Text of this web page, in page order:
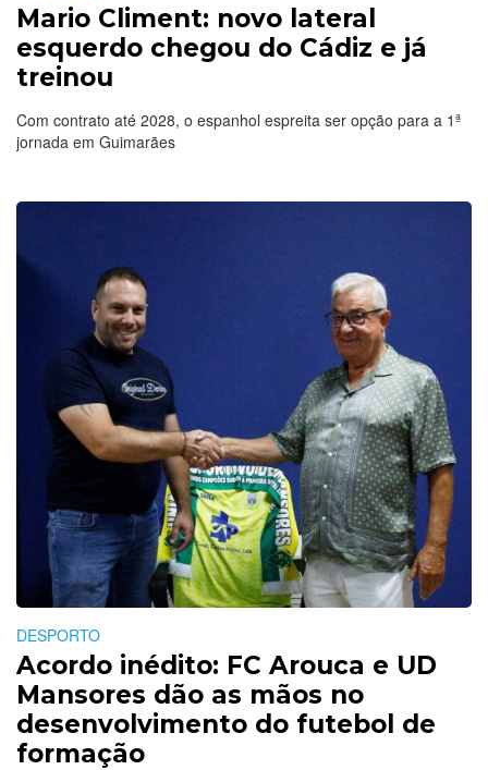
Mario Climent: novo lateral
esquerdo chegou do Cádiz e já
treinou
Com contrato até 2028, o espanhol espreita ser opção para a 1ª
jornada em Guimarães
DESPORTO
Acordo inédito: FC Arouca e UD
Mansores dão as mãos no
desenvolvimento do futebol de
formação